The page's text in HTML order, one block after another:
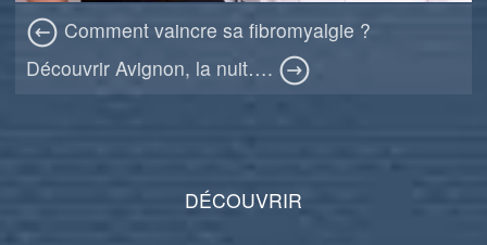
Comment vaincre sa fibromyalgie ?
Découvrir Avignon, la nuit….
DÉCOUVRIR